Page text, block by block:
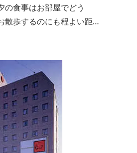
の食事はお部屋でどう
散歩するのにも程よい距